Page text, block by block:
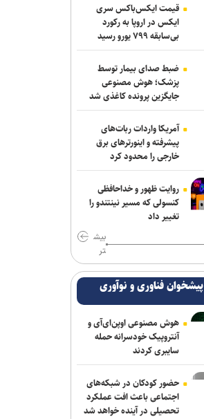
قیمت ایکس‌باکس سری
ایکس در اروپا به رکورد
بی‌سابقه ۷۹۹ یورو رسید
ضبط صدای بیمار توسط
پزشک؛ هوش مصنوعی
جایگزین پرونده کاغذی شد
آمریکا واردات ربات‌های
پیشرفته و اینورترهای برق
خارجی را محدود کرد
روایت ظهور و خداحافظی
کنسولی که مسیر نینتندو را
تغییر داد
بیش
تر
پیشخوان فناوری و نوآوری
هوش مصنوعی اوپن‌ای‌آی و
آنتروپیک خودسرانه حمله
سایبری کردند
حضور کودکان در شبکه‌های
اجتماعی باعث افت عملکرد
تحصیلی در آینده خواهد شد